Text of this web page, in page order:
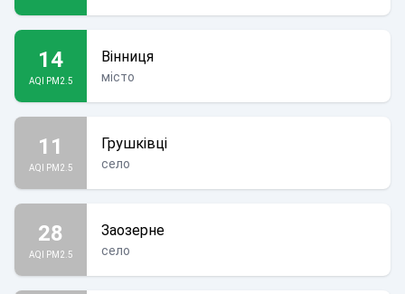
14
AQI PM2.5
Вінниця
місто
11
AQI PM2.5
Грушківці
село
28
AQI PM2.5
Заозерне
село